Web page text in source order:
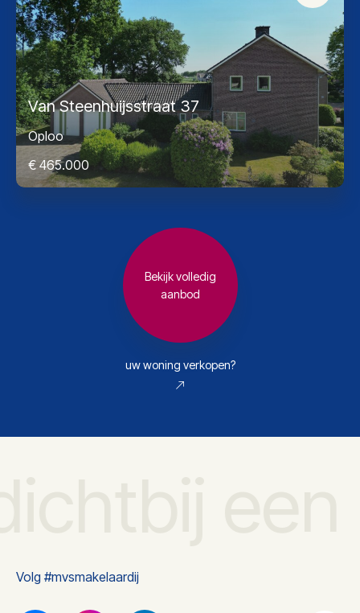
Van Steenhuijsstraat 37
Oploo
€ 465.000
Bekijk volledig
aanbod
uw woning verkopen?
Volg #mvsmakelaardij